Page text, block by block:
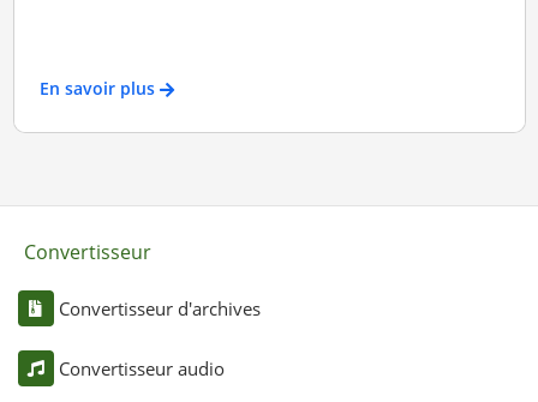
En savoir plus
Convertisseur
Convertisseur d'archives
Convertisseur audio